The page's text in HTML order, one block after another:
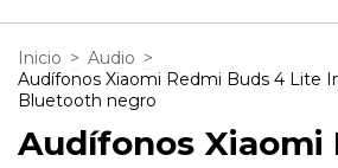
Inicio > Audio >
Audífonos Xiaomi Redmi Buds 4 Lite
Bluetooth negro
Audífonos Xiaomi